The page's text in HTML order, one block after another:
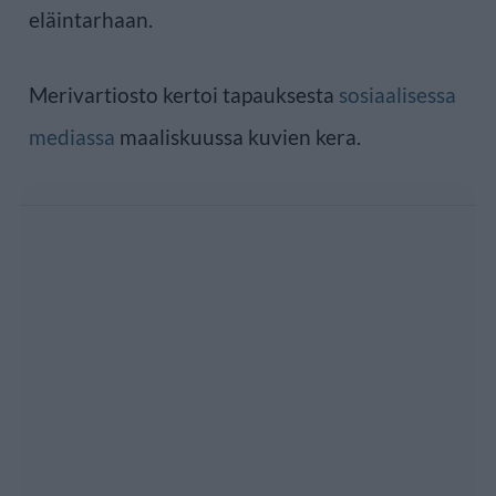
eläintarhaan.
Merivartiosto kertoi tapauksesta sosiaalisessa
mediassa maaliskuussa kuvien kera.